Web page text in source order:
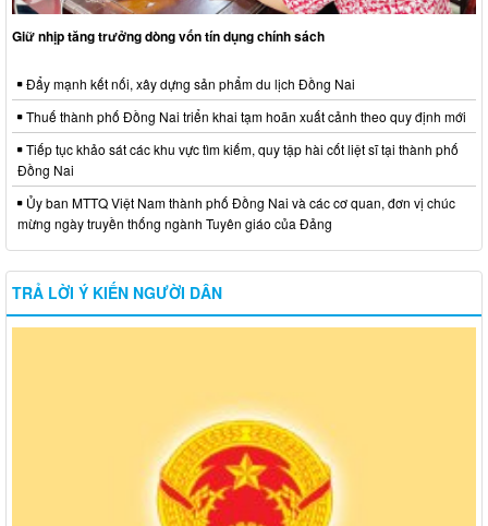
Giữ nhịp tăng trưởng dòng vốn tín dụng chính sách
Đẩy mạnh kết nối, xây dựng sản phẩm du lịch Đồng Nai
Thuế thành phố Đồng Nai triển khai tạm hoãn xuất cảnh theo quy định mới
Tiếp tục khảo sát các khu vực tìm kiếm, quy tập hài cốt liệt sĩ tại thành phố
Đồng Nai
Ủy ban MTTQ Việt Nam thành phố Đồng Nai và các cơ quan, đơn vị chúc
mừng ngày truyền thống ngành Tuyên giáo của Đảng
TRẢ LỜI Ý KIẾN NGƯỜI DÂN